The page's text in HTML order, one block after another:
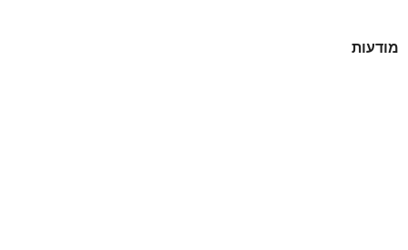
מודעות